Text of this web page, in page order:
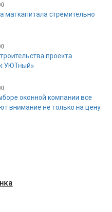
маткапитала стремительно
проекта
УЮТный»
оконной компании все
внимание не только на цену